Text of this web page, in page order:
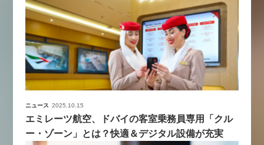
ニュース 2025.10.15
エミレーツ航空、ドバイの客室乗務員専用「クル
ー・ゾーン」とは？快適＆デジタル設備が充実